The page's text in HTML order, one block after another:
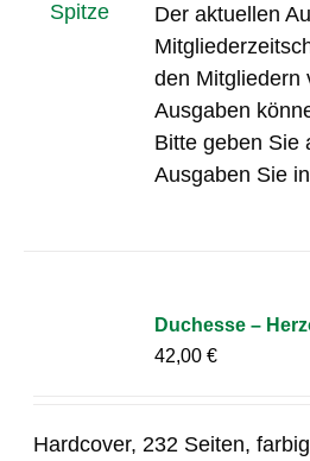
Der aktuellen
den Mitgliedern
Ausgaben
Bitte geben Sie
Ausgaben Sie
Duchesse –
42,00€
Hardcover, 232 Seiten,